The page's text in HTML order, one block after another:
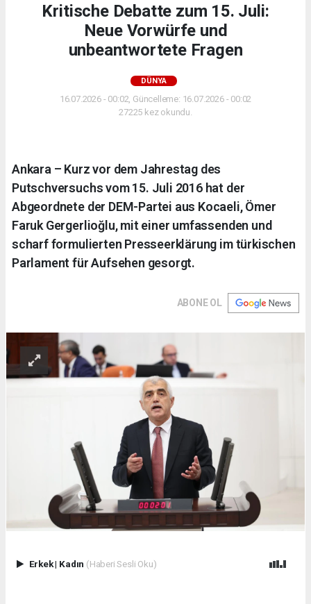
Kritische Debatte zum 15. Juli:
Neue Vorwürfe und
unbeantwortete Fragen
DÜNYA
16.07.2026 - 00:02, Güncelleme: 16.07.2026 - 00:02
27225 kez okundu.
Ankara – Kurz vor dem Jahrestag des
Putschversuchs vom 15. Juli 2016 hat der
Abgeordnete der DEM-Partei aus Kocaeli, Ömer
Faruk Gergerlioğlu, mit einer umfassenden und
scharf formulierten Presseerklärung im türkischen
Parlament für Aufsehen gesorgt.
ABONE OL
Erkek| Kadın (Haberi Sesli Oku)